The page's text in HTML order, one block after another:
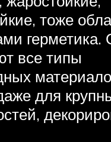
тоже
герметика.
все типы
для